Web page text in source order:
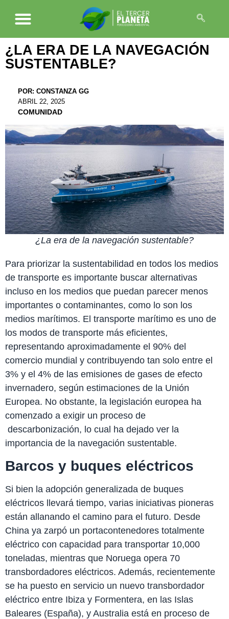
¿LA ERA DE LA NAVEGACIÓN
SUSTENTABLE?
POR: CONSTANZA GG
ABRIL 22, 2025
COMUNIDAD
¿La era de la navegación sustentable?
Para priorizar la sustentabilidad en todos los medios
de transporte es importante buscar alternativas
incluso en los medios que puedan parecer menos
importantes o contaminantes, como lo son los
medios marítimos. El transporte marítimo es uno de
los modos de transporte más eficientes,
representando aproximadamente el 90% del
comercio mundial y contribuyendo tan solo entre el
3% y el 4% de las emisiones de gases de efecto
invernadero, según estimaciones de la Unión
Europea. No obstante, la legislación europea ha
comenzado a exigir un proceso de
descarbonización, lo cual ha dejado ver la
importancia de la navegación sustentable.
Barcos y buques eléctricos
Si bien la adopción generalizada de buques
eléctricos llevará tiempo, varias iniciativas pioneras
están allanando el camino para el futuro. Desde
China ya zarpó un portacontenedores totalmente
eléctrico con capacidad para transportar 10,000
toneladas, mientras que Noruega opera 70
transbordadores eléctricos. Además, recientemente
se ha puesto en servicio un nuevo transbordador
eléctrico entre Ibiza y Formentera, en las Islas
Baleares (España), y Australia está en proceso de